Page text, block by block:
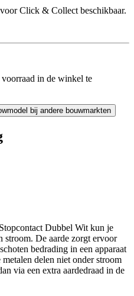
Click & Collect beschikbaar.
in de winkel te
bij andere bouwmarkten
Dubbel Wit kun je
stroom. De aarde zorgt ervoor
bedrading in een apparaat
delen niet onder stroom
via een extra aardedraad in de